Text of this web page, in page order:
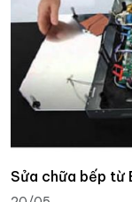
Sửa chữa bếp từ